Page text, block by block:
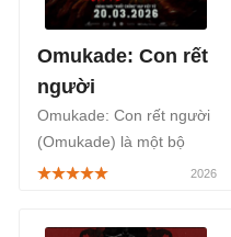
16/03/2026.
Omukade: Con rết
người
Omukade: Con rết người
(Omukade) là một bộ
phim điện ảnh Thái Lan